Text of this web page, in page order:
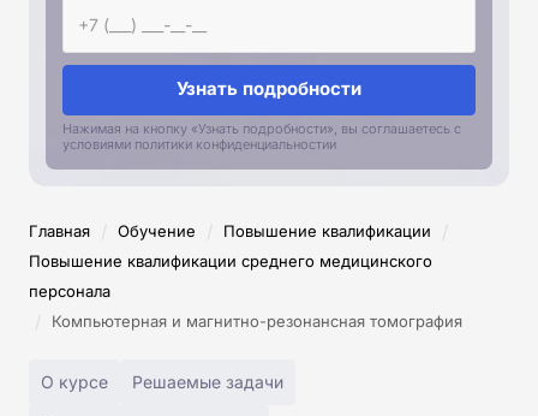
Узнать подробности
Нажимая на кнопку «Узнать подробности», вы соглашаетесь с
условиями политики конфиденциальностии
Главная / Обучение / Повышение квалификации /
Повышение квалификации среднего медицинского
персонала
/ Компьютерная и магнитно-резонансная томография
О курсе Решаемые задачи